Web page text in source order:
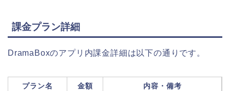
課金プラン詳細
DramaBoxのアプリ内課金詳細は以下の通りです。
プラン名 金額 内容・備考